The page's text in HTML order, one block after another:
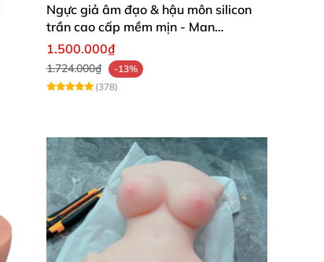
Ngực giả âm đạo & hậu môn silicon
trần cao cấp mềm mịn - Man
Mastuebator 3kg
1.500.000₫
1.724.000₫
-13%
(378)